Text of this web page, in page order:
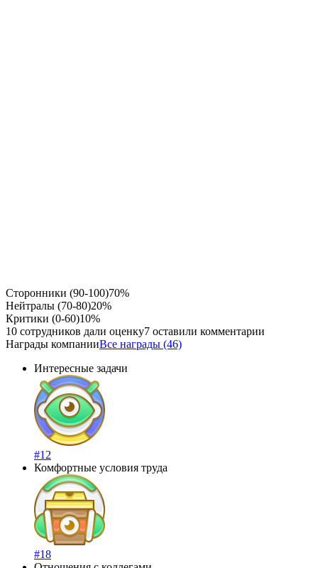
Сторонники (90-100)70%
Нейтралы (70-80)20%
Критики (0-60)10%
10 сотрудников дали оценку7 оставили комментарии
Награды компанииВсе награды (46)
Интересные задачи
#12
Комфортные условия труда
#18